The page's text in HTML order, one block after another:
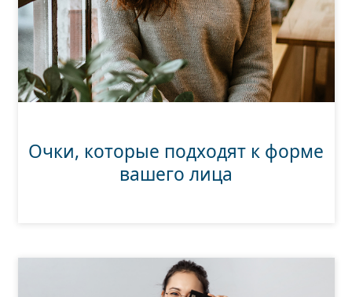
Очки, которые подходят к форме
вашего лица